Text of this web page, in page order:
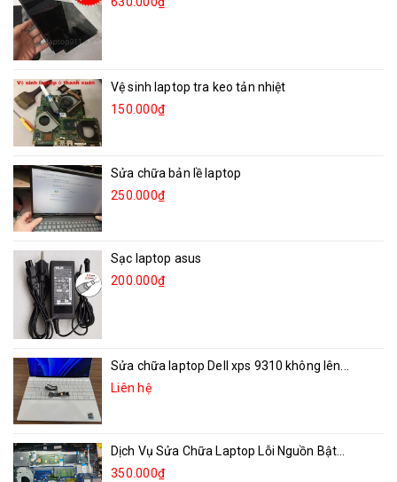
Vệ sinh laptop tra keo tản nhiệt
150.000₫
Sửa chữa bản lề laptop
250.000₫
Sạc laptop asus
200.000₫
Sửa chữa laptop Dell xps 9310 không lên...
Liên hệ
Dịch Vụ Sửa Chữa Laptop Lỗi Nguồn Bật...
350.000₫